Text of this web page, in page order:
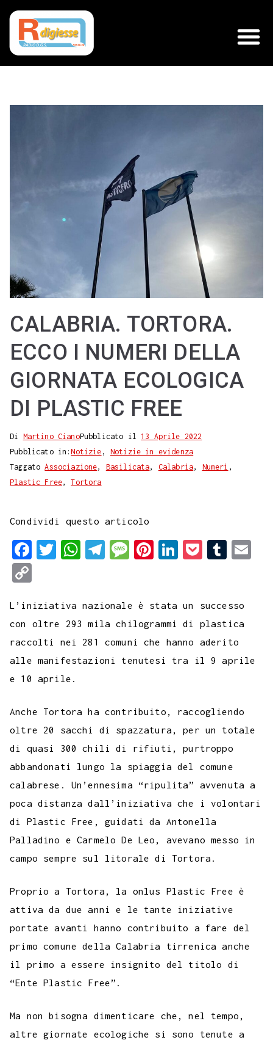
CALABRIA. TORTORA.
ECCO I NUMERI DELLA
GIORNATA ECOLOGICA
DI PLASTIC FREE
Di Martino CianoPubblicato il 13 Aprile 2022
Pubblicato in:Notizie , Notizie in evidenza
TaggatoAssociazione, Basilicata, Calabria, Numeri ,
Plastic Free,Tortora
Condividi questo articolo
F
e
b
o
o
k
T
t
t
e
r
W
t
s
A
p
T
e
g
r
a
M
s
a
g
e
P
t
e
r
e
t
L
k
e
d
I
k
e
t
T
b
l
r
p
y
L
i
k
L’iniziativa nazionale è stata un successo
con oltre 293 mila chilogrammi di plastica
raccolti nei 281 comuni che hanno aderito
alle manifestazioni tenutesi tra il 9 aprile
e 10 aprile.
Anche Tortora ha contribuito, raccogliendo
oltre 20 sacchi di spazzatura, per un totale
di quasi 300 chili di rifiuti, purtroppo
abbandonati lungo la spiaggia del comune
calabrese. Un’ennesima “ripulita” avvenuta a
poca distanza dall’iniziativa che i volontari
di Plastic Free, guidati da Antonella
Palladino e Carmelo De Leo, avevano messo in
campo sempre sul litorale di Tortora.
Proprio a Tortora, la onlus Plastic Free è
attiva da due anni e le tante iniziative
portate avanti hanno contribuito a fare del
primo comune della Calabria tirrenica anche
il primo a essere insignito del titolo di
“Ente Plastic Free”.
Ma non bisogna dimenticare che, nel tempo,
altre giornate ecologiche si sono tenute a